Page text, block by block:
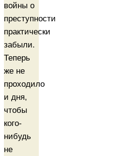
войны о
преступности
практически
забыли.
Теперь
же не
проходило
и дня,
чтобы
кого-
нибудь
не